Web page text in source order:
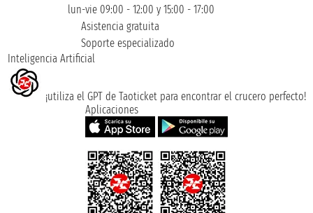
lun-vie 09:00 - 12:00 y 15:00 - 17:00
Asistencia gratuita
Soporte especializado
Inteligencia Artificial
¡utiliza el GPT de Taoticket para encontrar el crucero perfecto!
Aplicaciones